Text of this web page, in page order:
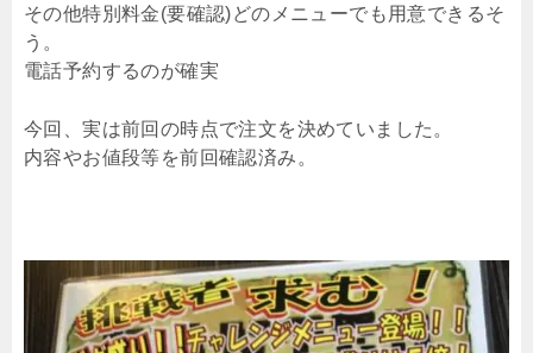
その他特別料金(要確認)どのメニューでも用意できるそ
う。
電話予約するのが確実
今回、実は前回の時点で注文を決めていました。
内容やお値段等を前回確認済み。